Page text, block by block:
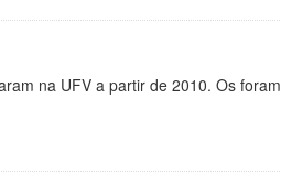
na UFV a partir de 2010. Os foram